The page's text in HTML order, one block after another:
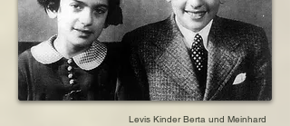
Levis Kinder Berta und Meinhard